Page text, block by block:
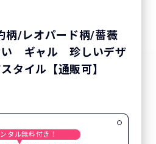
/レオパード柄/薔薇
ギャル 珍しいデザ
タイル【通販可】
ンタル無料付き！